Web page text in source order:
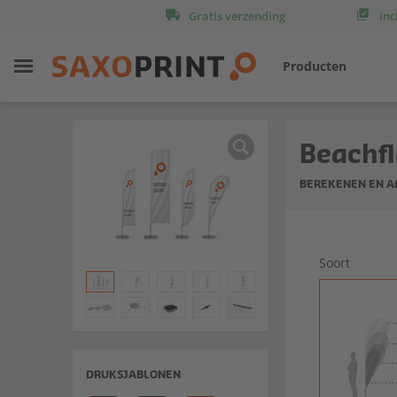
Gratis verzending
Producten
DRUKSJABLONEN
BEREKENEN EN
Soort